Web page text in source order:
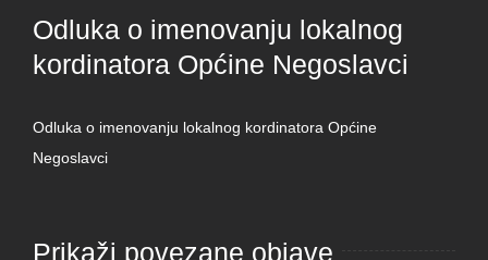
Odluka o imenovanju lokalnog
kordinatora Općine Negoslavci
Odluka o imenovanju lokalnog kordinatora Općine
Negoslavci
Prikaži povezane objave